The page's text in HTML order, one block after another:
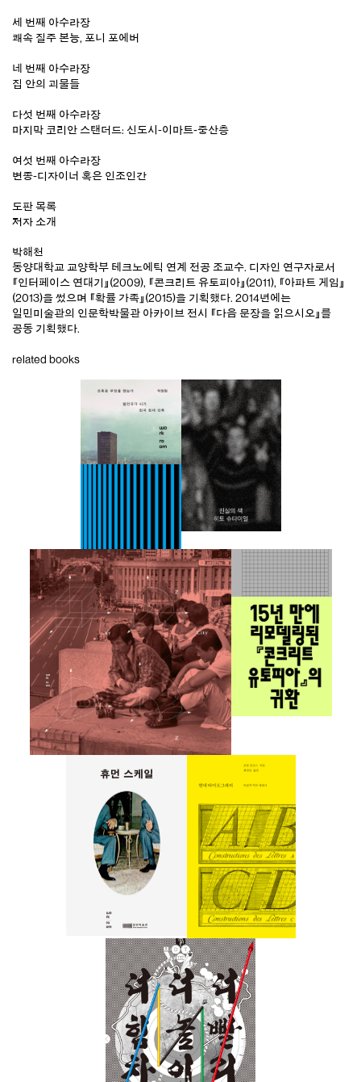
세 번째 아수라장
쾌속 질주 본능, 포니 포에버
네 번째 아수라장
집 안의 괴물들
다섯 번째 아수라장
마지막 코리안 스탠더드: 신도시-이마트-중산층
여섯 번째 아수라장
변종-디자이너 혹은 인조인간
도판 목록
저자 소개
박해천
동양대학교 교양학부 테크노에틱 연계 전공 조교수. 디자인 연구자로서
『인터페이스 연대기』(2009), 『콘크리트 유토피아』(2011), 『아파트 게임』
(2013)을 썼으며 『확률 가족』(2015)을 기획했다. 2014년에는
일민미술관의 인문학박물관 아카이브 전시 『다음 문장을 읽으시오』를
공동 기획했다.
related books